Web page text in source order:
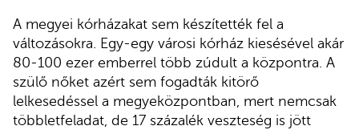
A megyei kórházakat sem készítették fel a
változásokra. Egy-egy városi kórház kiesésével akár
80-100 ezer emberrel több zúdult a központra. A
szülő nőket azért sem fogadták kitörő
lelkesedéssel a megyeközpontban, mert nemcsak
többletfeladat, de 17 százalék veszteség is jött